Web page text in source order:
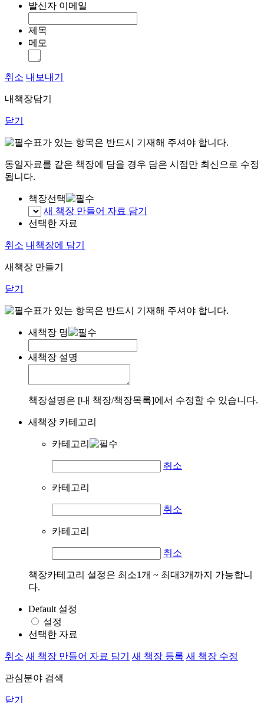
발신자 이메일
제목
메모
취소 내보내기
내책장담기
닫기
표가 있는 항목은 반드시 기재해 주셔야 합니다.
동일자료를 같은 책장에 담을 경우 담은 시점만 최신으로 수정
됩니다.
책장선택
새 책장 만들어 자료 담기
선택한 자료
취소 내책장에 담기
새책장 만들기
닫기
표가 있는 항목은 반드시 기재해 주셔야 합니다.
새책장 명
새책장 설명
책장설명은 [내 책장/책장목록]에서 수정할 수 있습니다.
새책장 카테고리
카테고리
취소
카테고리
취소
카테고리
취소
책장카테고리 설정은 최소1개 ~ 최대3개까지 가능합니
다.
Default 설정
설정
선택한 자료
취소 새 책장 만들어 자료 담기 새 책장 등록 새 책장 수정
관심분야 검색
닫기